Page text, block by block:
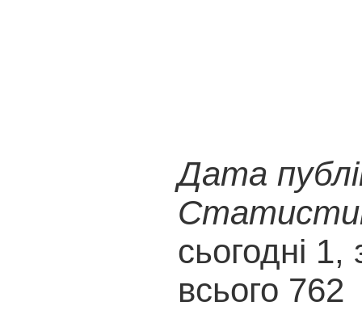
Дата
сьогодні 1,
всього 762